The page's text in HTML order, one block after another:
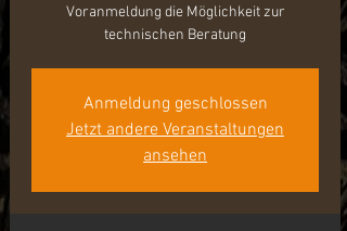
Voranmeldung die Möglichkeit zur
technischen Beratung
Anmeldung geschlossen
Jetzt andere Veranstaltungen
ansehen